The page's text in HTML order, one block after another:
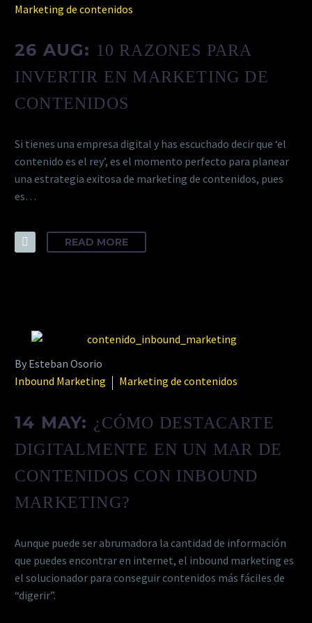
Marketing de contenidos
26 AUG: 10 RAZONES PARA
INVERTIR EN MARKETING DE
CONTENIDOS
Si tienes una empresa digital y has escuchado decir que ‘el
contenido es el rey’, es el momento perfecto para planear
una estrategia exitosa de marketing de contenidos, pues
es…
READ MORE
By Esteban Osorio
Inbound Marketing
Marketing de contenidos
14 MAY: ¿CÓMO DESTACARTE
DIGITALMENTE EN UN MAR DE
CONTENIDOS CON INBOUND
MARKETING?
Aunque puede ser abrumadora la cantidad de información
que puedes encontrar en internet, el inbound marketing es
el solucionador para conseguir contenidos más fáciles de
“digerir”.